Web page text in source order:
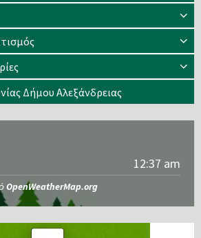
Δήμου Αλεξάνδρειας
12:37 am
OpenWeatherMap.org